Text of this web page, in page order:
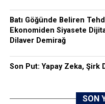
Batı Göğünde Beliren
Ekonomiden Siyasete
Dilaver Demirağ
Son Put: Yapay Zeka, Şirk
SON